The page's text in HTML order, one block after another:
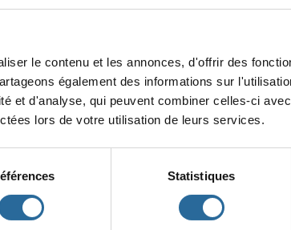
Statistiques
ilsdesdroits»,où